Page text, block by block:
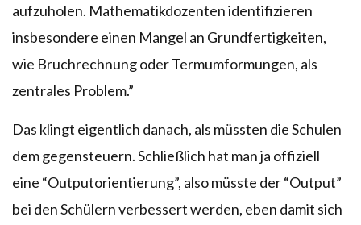
aufzuholen. Mathematikdozenten identifizieren
insbesondere einen Mangel an Grundfertigkeiten,
wie Bruchrechnung oder Termumformungen, als
zentrales Problem.”
Das klingt eigentlich danach, als müssten die Schulen
dem gegensteuern. Schließlich hat man ja offiziell
eine “Outputorientierung”, also müsste der “Output”
bei den Schülern verbessert werden, eben damit sich